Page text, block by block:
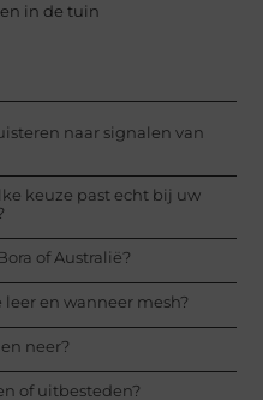
in de tuin
naar signalen van
keuze past echt bij uw
of Australië?
leer en wanneer mesh?
neer?
of uitbesteden?